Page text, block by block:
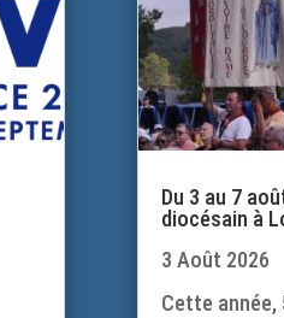
Du 3 au 7
diocésain à
3 Août 2026
Cette année,